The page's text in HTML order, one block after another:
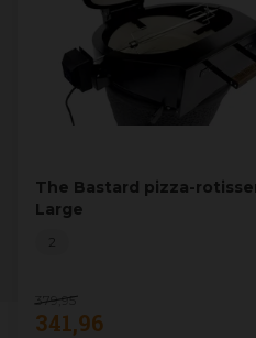
The Bastard pizza-
Large
379 95
341,96